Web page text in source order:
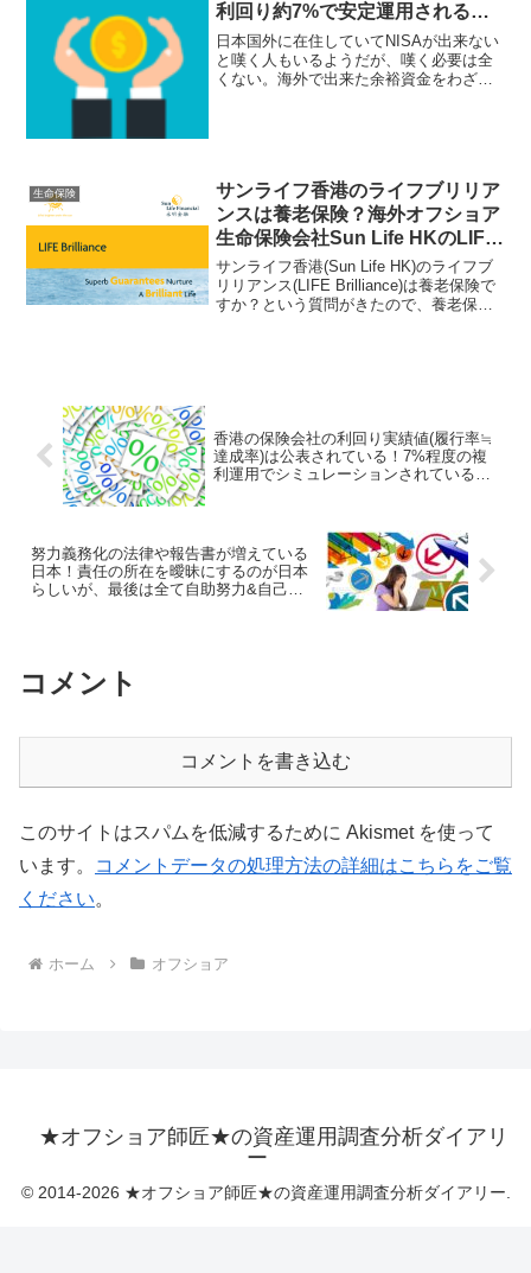
利回り約7%で安定運用される海
外居住者も契約可能な貯蓄型保険
商品あり！
日本国外に在住していてNISAが出来ない
と嘆く人もいるようだが、嘆く必要は全
くない。海外で出来た余裕資金をわざわ
生命保険
サンライフ香港のライフブリリア
ンスは養老保険？海外オフショア
生命保険会社Sun Life HKのLIFE
Brilliance!
サンライフ香港(Sun Life HK)のライフブ
リリアンス(LIFE Brilliance)は養老保険で
すか？という質問がきたので、養老保険
香港の保険会社の利回り実績値(履行率≒
達成率)は公表されている！7%程度の複
利運用でシミュレーションされている貯
努力義務化の法律や報告書が増えている
日本！責任の所在を曖昧にするのが日本
らしいが、最後は全て自助努力&自己責
コメント
コメントを書き込む
このサイトはスパムを低減するために Akismet を使って
います。
コメントデータの処理方法の詳細はこちらをご覧
ください。
ホーム オフショア
★オフショア師匠★の資産運用調査分析ダイアリ
ー
© 2014-2026 ★オフショア師匠★の資産運用調査分析ダイアリー.